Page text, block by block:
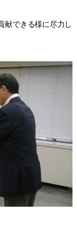
献できる様に尽力し